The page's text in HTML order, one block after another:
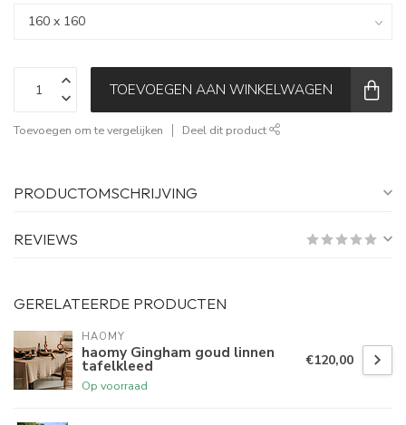
TOEVOEGEN AAN WINKELWAGEN
Toevoegen om te vergelijken Deel dit product
PRODUCTOMSCHRIJVING
REVIEWS
GERELATEERDE PRODUCTEN
HAOMY
haomy Gingham goud linnen
tafelkleed
Op voorraad
€120,00